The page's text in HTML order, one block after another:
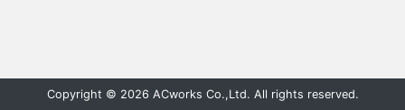
Copyright © 2026 ACworks Co.,Ltd. All rights reserved.